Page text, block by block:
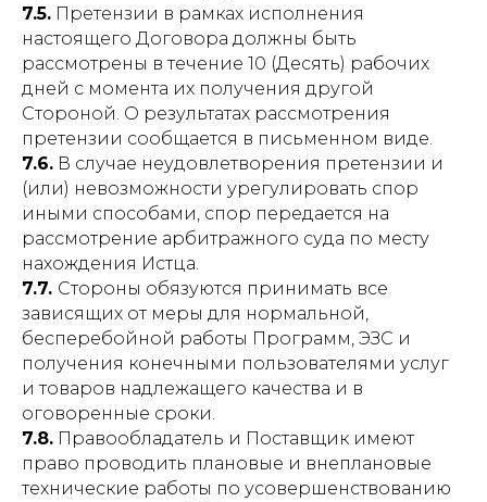
7.5. Претензии в рамках исполнения
настоящего Договора должны быть
рассмотрены в течение 10 (Десять) рабочих
дней с момента их получения другой
Стороной. О результатах рассмотрения
претензии сообщается в письменном виде.
7.6. В случае неудовлетворения претензии и
(или) невозможности урегулировать спор
иными способами, спор передается на
рассмотрение арбитражного суда по месту
нахождения Истца.
7.7. Стороны обязуются принимать все
зависящих от меры для нормальной,
бесперебойной работы Программ, ЭЗС и
получения конечными пользователями услуг
и товаров надлежащего качества и в
оговоренные сроки.
7.8. Правообладатель и Поставщик имеют
право проводить плановые и внеплановые
технические работы по усовершенствованию